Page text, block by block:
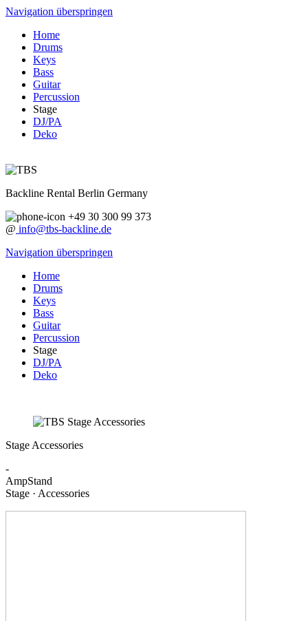
Navigation überspringen
Home
Drums
Keys
Bass
Guitar
Percussion
Stage
DJ/PA
Deko
Backline Rental Berlin Germany
+49 30 300 99 373
@ info@tbs-backline.de
Navigation überspringen
Home
Drums
Keys
Bass
Guitar
Percussion
Stage
DJ/PA
Deko
Stage Accessories
-
AmpStand
Stage · Accessories